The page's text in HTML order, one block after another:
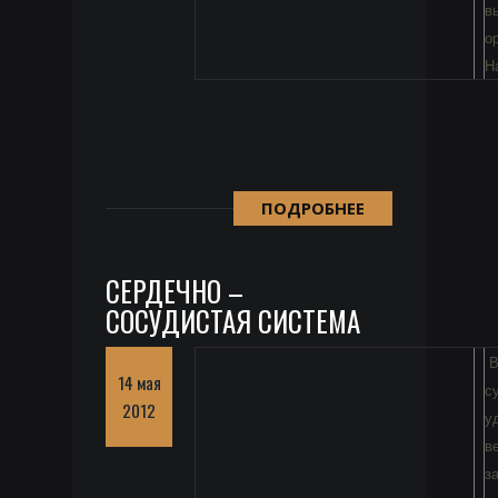
ПОДРОБНЕЕ
СЕРДЕЧНО –
СОСУДИСТАЯ СИСТЕМА
14 мая
2012